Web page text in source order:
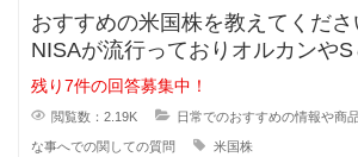
おすすめの米国株を教えてくだ
NISAが流行っておりオルカンや
主流ですが、皆が同じものに投資
残り7件の回答募集中！
閲覧数：2.19K 日常でのおすすめの情報や商
な事へでの関しての質問 米国株